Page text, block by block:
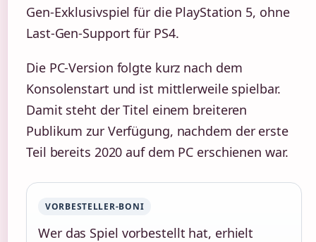
Gen-Exklusivspiel für die PlayStation 5, ohne
Last-Gen-Support für PS4.
Die PC-Version folgte kurz nach dem
Konsolenstart und ist mittlerweile spielbar.
Damit steht der Titel einem breiteren
Publikum zur Verfügung, nachdem der erste
Teil bereits 2020 auf dem PC erschienen war.
VORBESTELLER-BONI
Wer das Spiel vorbestellt hat, erhielt